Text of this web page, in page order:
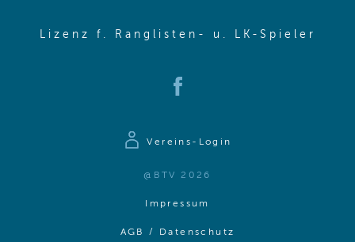
Lizenz f. Ranglisten- u. LK-Spieler
Vereins-Login
@BTV 2026
(opens in new window)
Impressum
AGB / Datenschutz